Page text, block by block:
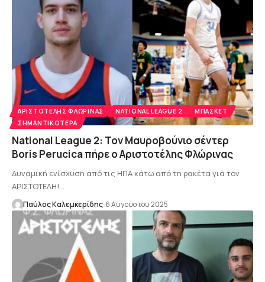
AΡΙΣΤΟΤΈΛΗΣ ΦΛΏΡΙΝΑΣ NATIONAL LEAGUE 2
ΜΠΆΣΚΕΤ
ΣΗΜΑΝΤΙΚΌΤΕΡΑ
National League 2: Τον Μαυροβούνιο σέντερ
Boris Perucica πήρε ο Αριστοτέλης Φλώρινας
Δυναμική ενίσχυση από τις ΗΠΑ κάτω από τη ρακέτα για τον
ΑΡΙΣΤΟΤΕΛΗ!…
Παύλος Καλεμκερίδης 6 Αυγούστου 2025